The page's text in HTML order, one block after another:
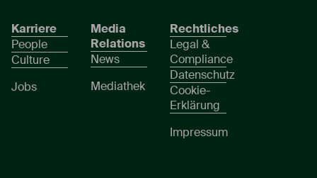
Karriere
People
Culture
Jobs
Media
Relations
News
Mediathek
Rechtliches
Legal &
Compliance
Datenschutz
Cookie-
Erklärung
Impressum